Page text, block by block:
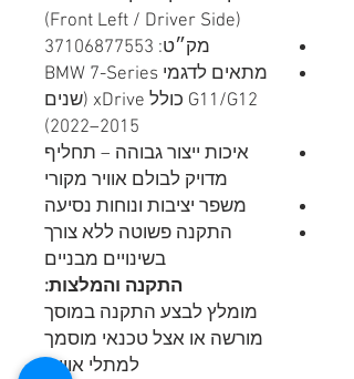
(Front Left / Driver Side)
מק״ט: 37106877553
מתאים לדגמי BMW 7-Series
G11/G12 כולל xDrive (שנים
2015–2022)
איכות ייצור גבוהה – תחליף
מדויק לבולם אוויר מקורי
משפר יציבות ונוחות נסיעה
התקנה פשוטה ללא צורך
בשינויים מבניים
התקנה והמלצות:
מומלץ לבצע התקנה במוסך
מורשה או אצל טכנאי מוסמך
למתלי אוויר.